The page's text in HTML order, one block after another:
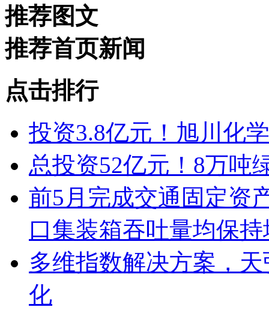
推荐图文
推荐首页新闻
点击排行
投资3.8亿元！旭川化
总投资52亿元！8万吨
前5月完成交通固定资
口集装箱吞吐量均保
多维指数解决方案，
化